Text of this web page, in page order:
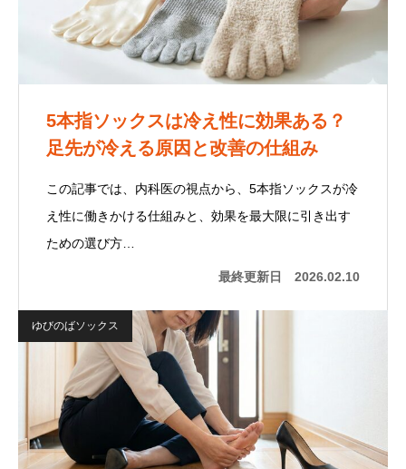
5本指ソックスは冷え性に効果ある？
足先が冷える原因と改善の仕組み
この記事では、内科医の視点から、5本指ソックスが冷
え性に働きかける仕組みと、効果を最大限に引き出す
ための選び方…
最終更新日 2026.02.10
ゆびのばソックス